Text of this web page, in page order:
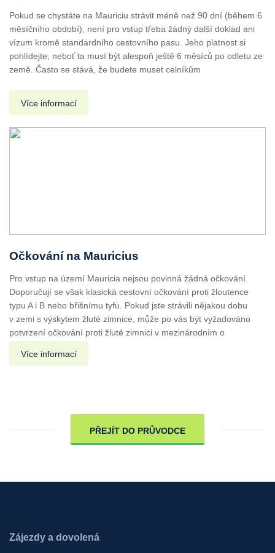
Pokud se chystáte na Mauriciu strávit méně než 90 dní (během 6
měsíčního období), není pro vstup třeba žádný další doklad ani
vízum kromě standardního cestovního pasu. Jeho platnost si
pohlídejte, neboť ta musí být alespoň ještě 6 měsíců po odletu ze
země. Často se stává, že budete muset celníkům
Více informací
Očkování na Mauricius
Pro vstup na území Mauricia nejsou povinná žádná očkování.
Doporučují se však klasická cestovní očkování proti žloutence
typu A i B nebo břišnímu tyfu. Pokud jste strávili nějakou dobu
v zemi s výskytem žluté zimnice, může po vás být vyžadováno
potvrzení očkování proti žluté zimnici v mezinárodním o
Více informací
PŘEJÍT DO PRŮVODCE
Zájezdy a dovolená